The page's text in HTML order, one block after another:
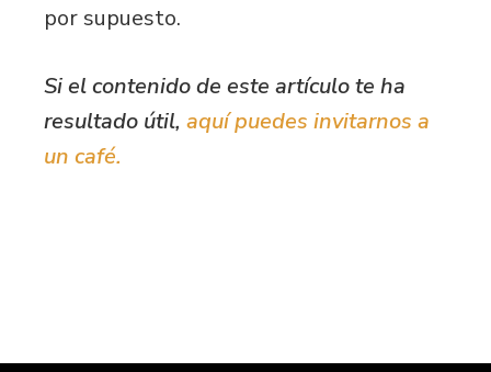
por supuesto.
Si el contenido de este artículo te ha
resultado útil, aquí puedes invitarnos a
un café.